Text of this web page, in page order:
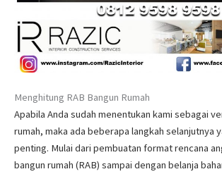
Menghitung RAB Bangun Rumah
Apabila Anda sudah menentukan kami sebagai
rumah, maka ada beberapa langkah selanjutnya
penting. Mulai dari pembuatan format rencana
bangun rumah (RAB) sampai dengan belanja